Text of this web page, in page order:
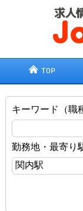
TOP
キーワード（職
勤務地・最寄り